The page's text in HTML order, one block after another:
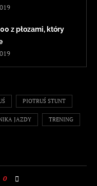
z płozami, który
PIOTRUŚ STUNT
JAZDY TRENING
0